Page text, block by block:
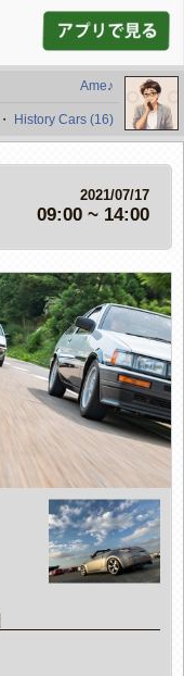
Ame♪
・ History Cars (16)
2021/07/17
09:00 ~ 14:00